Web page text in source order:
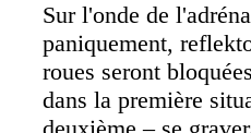
Sur l'onde de
paniquement,
roues seront
dans la première